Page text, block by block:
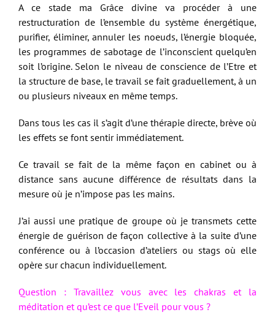
A ce stade ma Grâce divine va procéder à une
restructuration de l’ensemble du système énergétique,
purifier, éliminer, annuler les noeuds, l’énergie bloquée,
les programmes de sabotage de l’inconscient quelqu’en
soit l’origine. Selon le niveau de conscience de l’Etre et
la structure de base, le travail se fait graduellement, à un
ou plusieurs niveaux en même temps.
Dans tous les cas il s’agit d’une thérapie directe, brève où
les effets se font sentir immédiatement.
Ce travail se fait de la même façon en cabinet ou à
distance sans aucune différence de résultats dans la
mesure où je n’impose pas les mains.
J’ai aussi une pratique de groupe où je transmets cette
énergie de guérison de façon collective à la suite d’une
conférence ou à l’occasion d’ateliers ou stags où elle
opère sur chacun individuellement.
Question : Travaillez vous avec les chakras et la
méditation et qu’est ce que l’Eveil pour vous ?